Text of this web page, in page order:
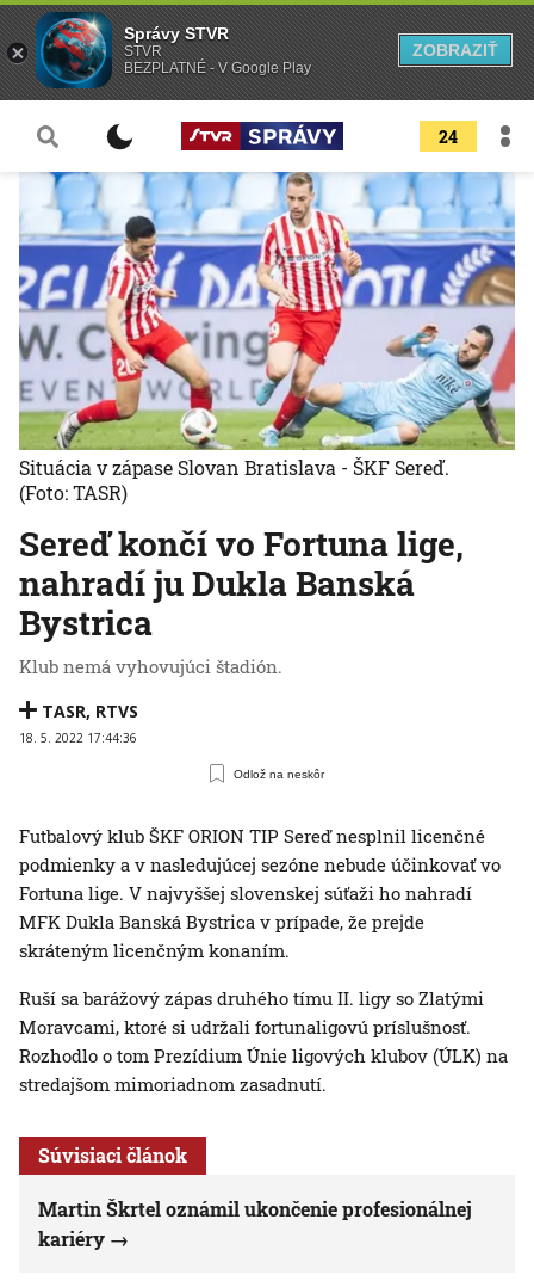
24
Sereď končí vo Fortuna lige,
nahradí ju Dukla Banská
Bystrica
Klub nemá vyhovujúci štadión.
TASR, RTVS
18. 5. 2022 17:44:36
Odlož na neskôr
Situácia v zápase Slovan Bratislava - ŠKF Sereď.
(Foto: TASR)
Futbalový klub ŠKF ORION TIP Sereď nesplnil licenčné
podmienky a v nasledujúcej sezóne nebude účinkovať vo
Fortuna lige. V najvyššej slovenskej súťaži ho nahradí
MFK Dukla Banská Bystrica v prípade, že prejde
skráteným licenčným konaním.
Ruší sa barážový zápas druhého tímu II. ligy so Zlatými
Moravcami, ktoré si udržali fortunaligovú príslušnosť.
Rozhodlo o tom Prezídium Únie ligových klubov (ÚLK) na
stredajšom mimoriadnom zasadnutí.
Súvisiaci článok
Martin Škrtel oznámil ukončenie profesionálnej
kariéry
Správy STVR
STVR
BEZPLATNÉ - V Google Play
ZOBRAZIŤ